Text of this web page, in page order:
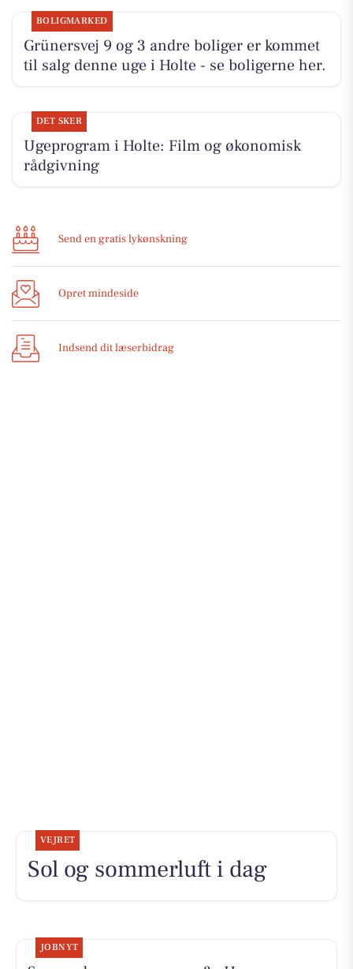
BOLIGMARKED
Grünersvej 9 og 3 andre boliger er kommet
til salg denne uge i Holte - se boligerne her.
DET SKER
Ugeprogram i Holte: Film og økonomisk
rådgivning
Send en gratis lykønskning
Opret mindeside
Indsend dit læserbidrag
VEJRET
Sol og sommerluft i dag
JOBNYT